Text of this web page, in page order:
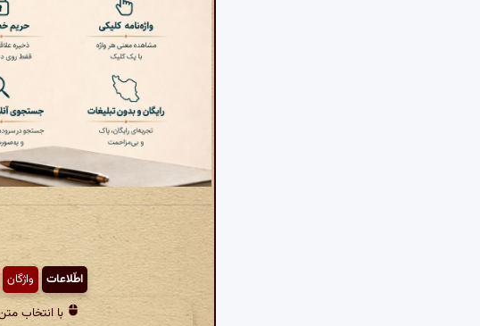
اطّلاعات واژگان
با انتخاب